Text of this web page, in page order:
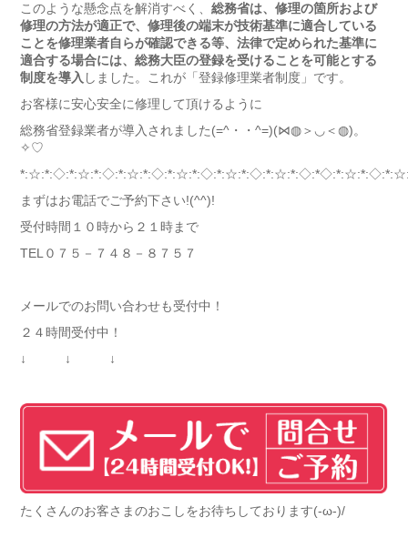
このような懸念点を解消すべく、 総務省は、修理の箇所および
修理の方法が適正で、修理後の端末が技術基準に適合している
ことを修理業者自らが確認できる等、法律で定められた基準に
適合する場合には、総務大臣の登録を受けることを可能とする
制度を導入 しました。これが「登録修理業者制度」です。
お客様に安心安全に修理して頂けるように
総務省登録業者が導入されました(=^・・^=)(⋈◍＞◡＜◍)。
✧♡
まずはお電話でご予約下さい!(^^)!
受付時間１０時から２１時まで
TEL０７５－７４８－８７５７
メールでのお問い合わせも受付中！
２４時間受付中！
↓ ↓ ↓
たくさんのお客さまのおこしをお待ちしております(-ω-)/